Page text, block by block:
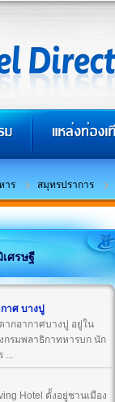
าร สมุทรปราการ
ศรษฐี
าศ บางปู
กอากาศบางปู อยู่ใน
กรมพลาธิกาทหารบก นัก
...
Hotel ตั้งอยู่ชานเมือง